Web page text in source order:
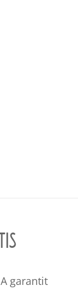
garantit